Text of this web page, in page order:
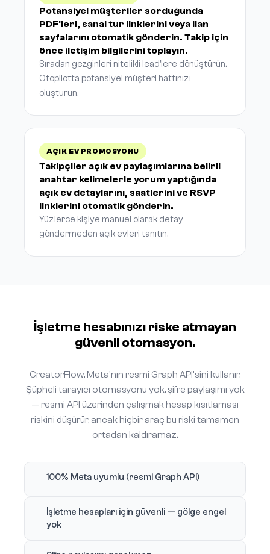
Potansiyel müşteriler sorduğunda
PDF'leri, sanal tur linklerini veya ilan
sayfalarını otomatik gönderin. Takip için
önce iletişim bilgilerini toplayın.
Sıradan gezginleri nitelikli lead'lere dönüştürün.
Otopilotta potansiyel müşteri hattınızı
oluşturun.
AÇIK EV PROMOSYONU
Takipçiler açık ev paylaşımlarına belirli
anahtar kelimelerle yorum yaptığında
açık ev detaylarını, saatlerini ve RSVP
linklerini otomatik gönderin.
Yüzlerce kişiye manuel olarak detay
göndermeden açık evleri tanıtın.
İşletme hesabınızı riske atmayan
güvenli otomasyon.
CreatorFlow, Meta'nın resmi Graph API'sini kullanır.
Şüpheli tarayıcı otomasyonu yok, şifre paylaşımı yok
— resmi API üzerinden çalışmak hesap kısıtlaması
riskini düşürür, ancak hiçbir araç bu riski tamamen
ortadan kaldıramaz.
100% Meta uyumlu (resmi Graph API)
İşletme hesapları için güvenli — gölge engel
yok